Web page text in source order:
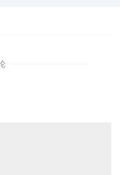
于美国和墨西哥的碧根果
税反制，墨西哥GDP可